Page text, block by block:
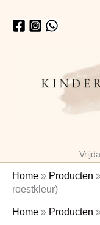
naar
Home » Producten
roestkleur)
Home » Producten
Kaart